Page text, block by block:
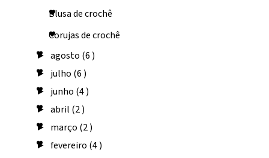
Blusa de crochê
Corujas de crochê
►agosto (6 )
► julho (6 )
► junho (4 )
►abril (2 )
► março (2 )
►fevereiro (4 )